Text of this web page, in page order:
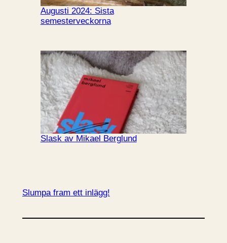
Augusti 2024: Sista
semesterveckorna
Slask av Mikael Berglund
Slumpa fram ett inlägg!